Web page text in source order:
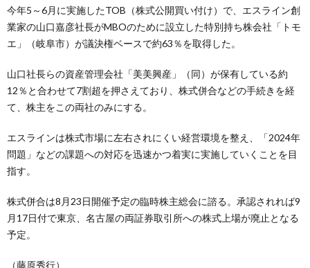
今年5～6月に実施したTOB（株式公開買い付け）で、エスライン創
業家の山口嘉彦社長がMBOのために設立した特別持ち株会社「トモ
エ」（岐阜市）が議決権ベースで約63％を取得した。
山口社長らの資産管理会社「美美興産」（同）が保有している約
12％と合わせて7割超を押さえており、株式併合などの手続きを経
て、株主をこの両社のみにする。
エスラインは株式市場に左右されにくい経営環境を整え、「2024年
問題」などの課題への対応を迅速かつ着実に実施していくことを目
指す。
株式併合は8月23日開催予定の臨時株主総会に諮る。承認されれば9
月17日付で東京、名古屋の両証券取引所への株式上場が廃止となる
予定。
（藤原秀行）